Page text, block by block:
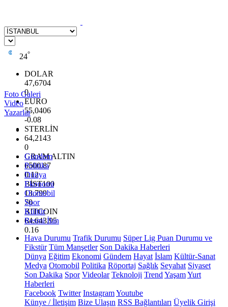
24°
DOLAR
47,6704
0
EURO
55,0406
-0.08
STERLİN
64,2143
0
GRAM ALTIN
6500.87
0.12
BİST100
13.799
70
BITCOIN
64.643,95
0.16
Foto Galeri
Video
Yazarlar
Gündem
Politika
Dünya
Ekonomi
Otomobil
Spor
Kültür
Resmi İlan
Hava Durumu Trafik Durumu Süper Lig Puan Durumu ve
Fikstür Tüm Manşetler Son Dakika Haberleri
Dünya Eğitim Ekonomi Gündem Hayat İslam Kültür-Sanat
Medya Otomobil Politika Röportaj Sağlık Seyahat Siyaset
Son Dakika Spor Videolar Teknoloji Trend YaşamYurt
Haberleri
Facebook Twitter InstagramYoutube
Künye / İletişim Bize Ulaşın RSS Bağlantıları Üyelik Girişi